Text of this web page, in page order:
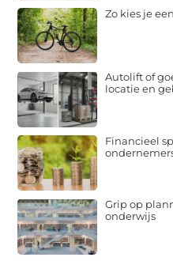
Zo kies je
Autolift of
locatie en
Financieel
Grip op
onderwijs